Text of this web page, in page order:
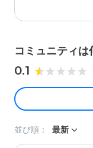
コミュニティ
0.1
並び順： 最新